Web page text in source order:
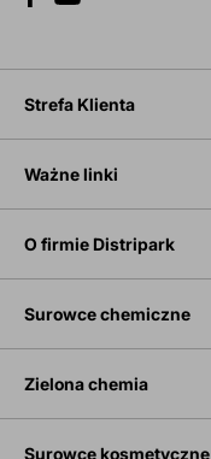
Strefa Klienta
Ważne linki
O firmie Distripark
Surowce chemiczne
Zielona chemia
Surowce kosmetyczne